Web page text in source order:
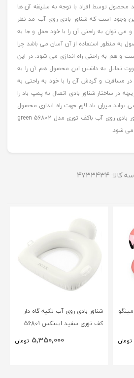
محصول توسط افراد با توجه به سلیقه آن ها
وجود است که شناور بادی روی آب مد نظر
و می توان به راحتی آن را با خود حمل و جا به
به منظور استفاده از آن آسان می باشد چرا
و هم به راحتی راه اندازی می شود. در این
تمایل به داشتن این محصول هم آن را به
در مسافرت و گردش آن را با خود به راحتی به
در ساختار شناور بادی اتصال به پمپ باد را
میزان باد لازم جهت راه اندازی محصول
را وارد بدنه نماید. خرید شناور بادی روی آب باکف توری مدل 56802 green
می شود.
کالا: 4733434
تومان
شناور بادی روی آب تکیه گاه دار
کف توری سفید اینتکس 56801
5,350,000 تومان